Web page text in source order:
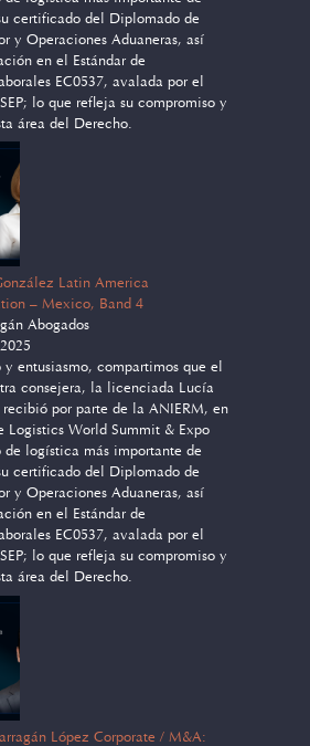
certificado del Diplomado de
y Operaciones Aduaneras, así
en el Estándar de
EC0537, avalada por el
lo que refleja su compromiso y
área del Derecho.
Latin America
– Mexico, Band 4
Abogados
entusiasmo, compartimos que el
consejera, la licenciada Lucía
por parte de la ANIERM, en
Logistics World Summit & Expo
de logística más importante de
certificado del Diplomado de
y Operaciones Aduaneras, así
en el Estándar de
EC0537, avalada por el
lo que refleja su compromiso y
área del Derecho.
López Corporate / M&A: